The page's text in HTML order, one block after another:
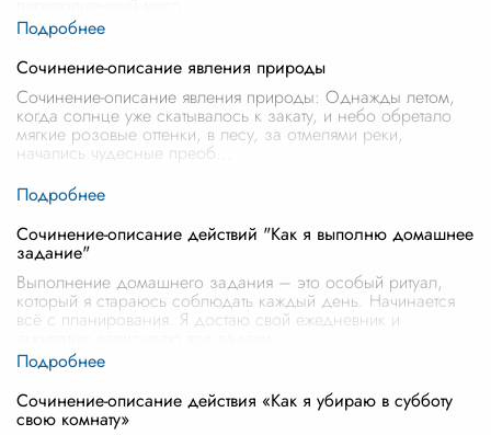
Сочинение-описание явления природы
Сочинение-описание явления природы: Однажды летом,
когда солнце уже скатывалось к закату, и небо обретало
мягкие розовые оттенки, в лесу, за отмелями реки,
начались чудесные преоб
Сочинение-описание действий "Как я выполню домашнее
задание"
Выполнение домашнего задания – это особый ритуал,
который я стараюсь соблюдать каждый день. Начинается
всё с планирования. Я достаю свой ежедневник и
Сочинение-описание действия «Как я убираю в субботу
свою комнату»